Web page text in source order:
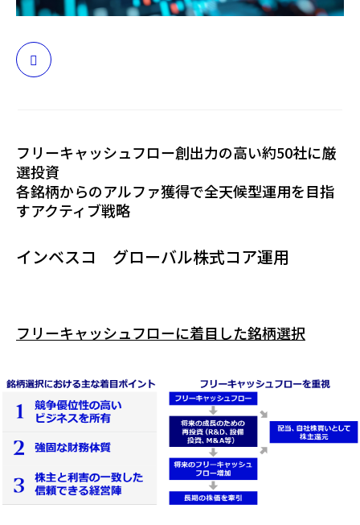
フリーキャッシュフロー創出力の高い約50社に厳
選投資
各銘柄からのアルファ獲得で全天候型運用を目指
すアクティブ戦略
インベスコ グローバル株式コア運用
フリーキャッシュフローに着目した銘柄選択